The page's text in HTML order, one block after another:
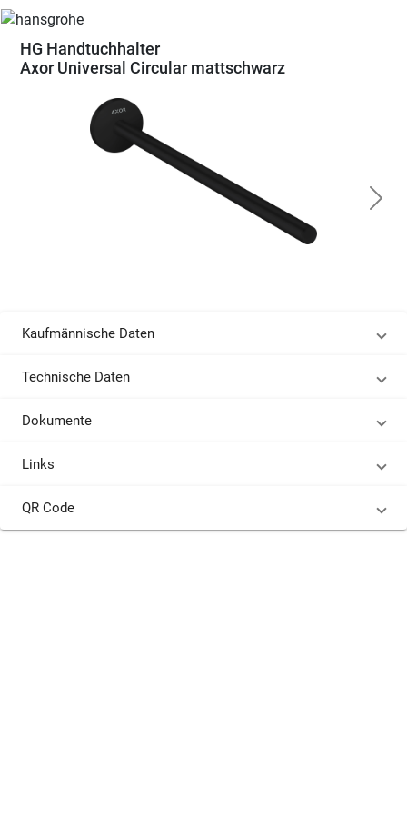
HG Handtuchhalter
Axor Universal Circular mattschwarz
Kaufmännische Daten
Technische Daten
Dokumente
Links
QR Code